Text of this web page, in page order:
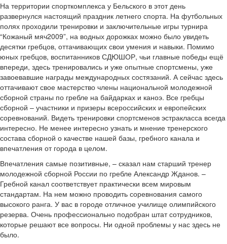
На территории спорткомплекса у Бельского в этот день
развернулся настоящий праздник летнего спорта. На футбольных
полях проходили тренировки и заключительные игры турнира
“Кожаный мяч2009”, на водных дорожках можно было увидеть
десятки гребцов, оттачивающих свои умения и навыки. Помимо
юных гребцов, воспитанников СДЮШОР, чьи главные победы ещё
впереди, здесь тренировались и уже опытные спортсмены, уже
завоевавшие награды международных состязаний. А сейчас здесь
оттачивают свое мастерство члены национальной молодежной
сборной страны по гребле на байдарках и каноэ. Все гребцы
сборной – участники и призеры всероссийских и европейских
соревнований. Видеть тренировки спортсменов эстракласса всегда
интересно. Не менее интересно узнать и мнение тренерского
состава сборной о качестве нашей базы, гребного канала и
впечатления от города в целом.
Впечатления самые позитивные, – сказал нам старший тренер
молодежной сборной России по гребле Александр Жданов. –
Гребной канал соответствует практически всем мировым
стандартам. На нем можно проводить соревнования самого
высокого ранга. У вас в городе отличное училище олимпийского
резерва. Очень профессионально подобран штат сотрудников,
которые решают все вопросы. Ни одной проблемы у нас здесь не
было.